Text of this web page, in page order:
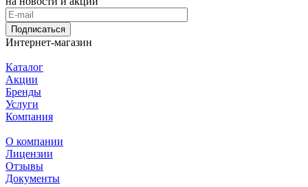
Подписаться
Интернет-магазин
Каталог
Акции
Бренды
Услуги
Компания
О компании
Лицензии
Отзывы
Документы